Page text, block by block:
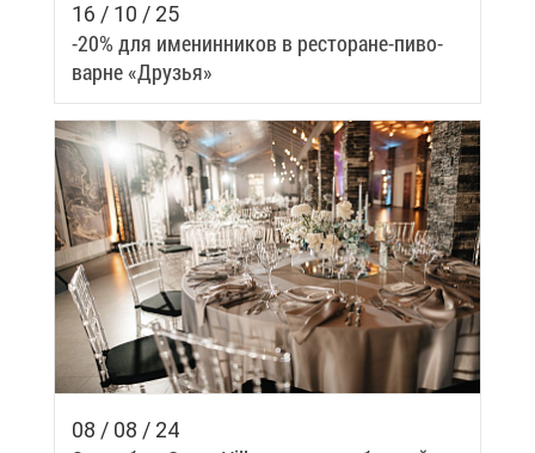
16 / 10 / 25
-20% для име­нин­ни­ков в ре­сто­ране-пи­во­
варне «Дру­зья»
08 / 08 / 24